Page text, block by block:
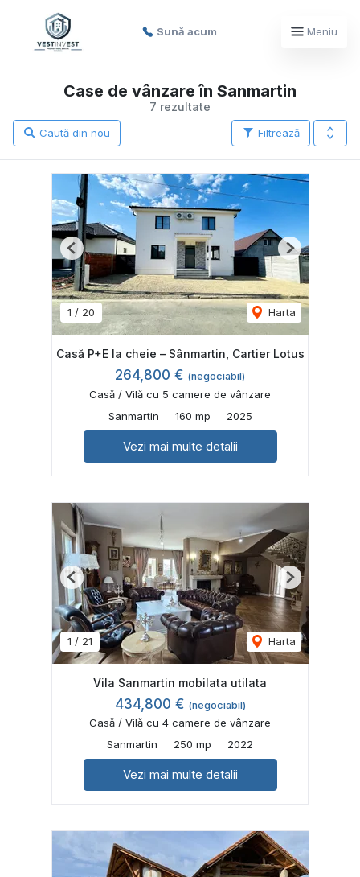
Sună acum Meniu
7 rezultate
Case de vânzare în Sanmartin
Filtrează
Caută din nou
1 / 20 Harta
Previous Next
Casă P+E la cheie – Sânmartin, Cartier Lotus
264,800 € (negociabil)
Casă / Vilă cu 5 camere de vânzare
Sanmartin
160 mp 2025
Vezi mai multe detalii
1 / 21 Harta
Previous Next
Vila Sanmartin mobilata utilata
434,800 € (negociabil)
Casă / Vilă cu 4 camere de vânzare
Sanmartin
250 mp 2022
Vezi mai multe detalii